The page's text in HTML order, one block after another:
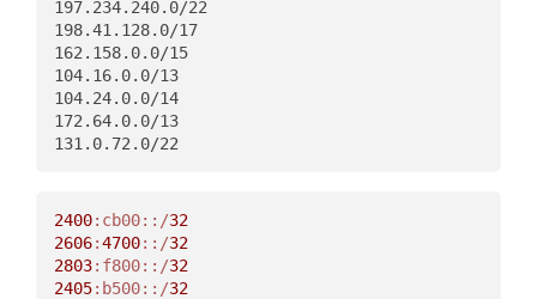
197.234.240.0/22
198.41.128.0/17
162.158.0.0/15
104.16.0.0/13
104.24.0.0/14
172.64.0.0/13
2400:cb00: :/32
2606:4700: :/32
2803:f800: :/32
2405:b500: :/32